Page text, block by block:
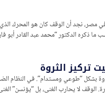
مصر، نجد أن الوقف كان هو المحرك
ذكره الدكتور “محمد عبد القادر أبو
تركيز الثروة
بشكل “طوعي ومستدام”. في النظام
الوقف لا يحارب الغنى، بل “يؤنسن”